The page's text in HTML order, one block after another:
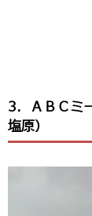
3．ＡＢＣミ
塩原）